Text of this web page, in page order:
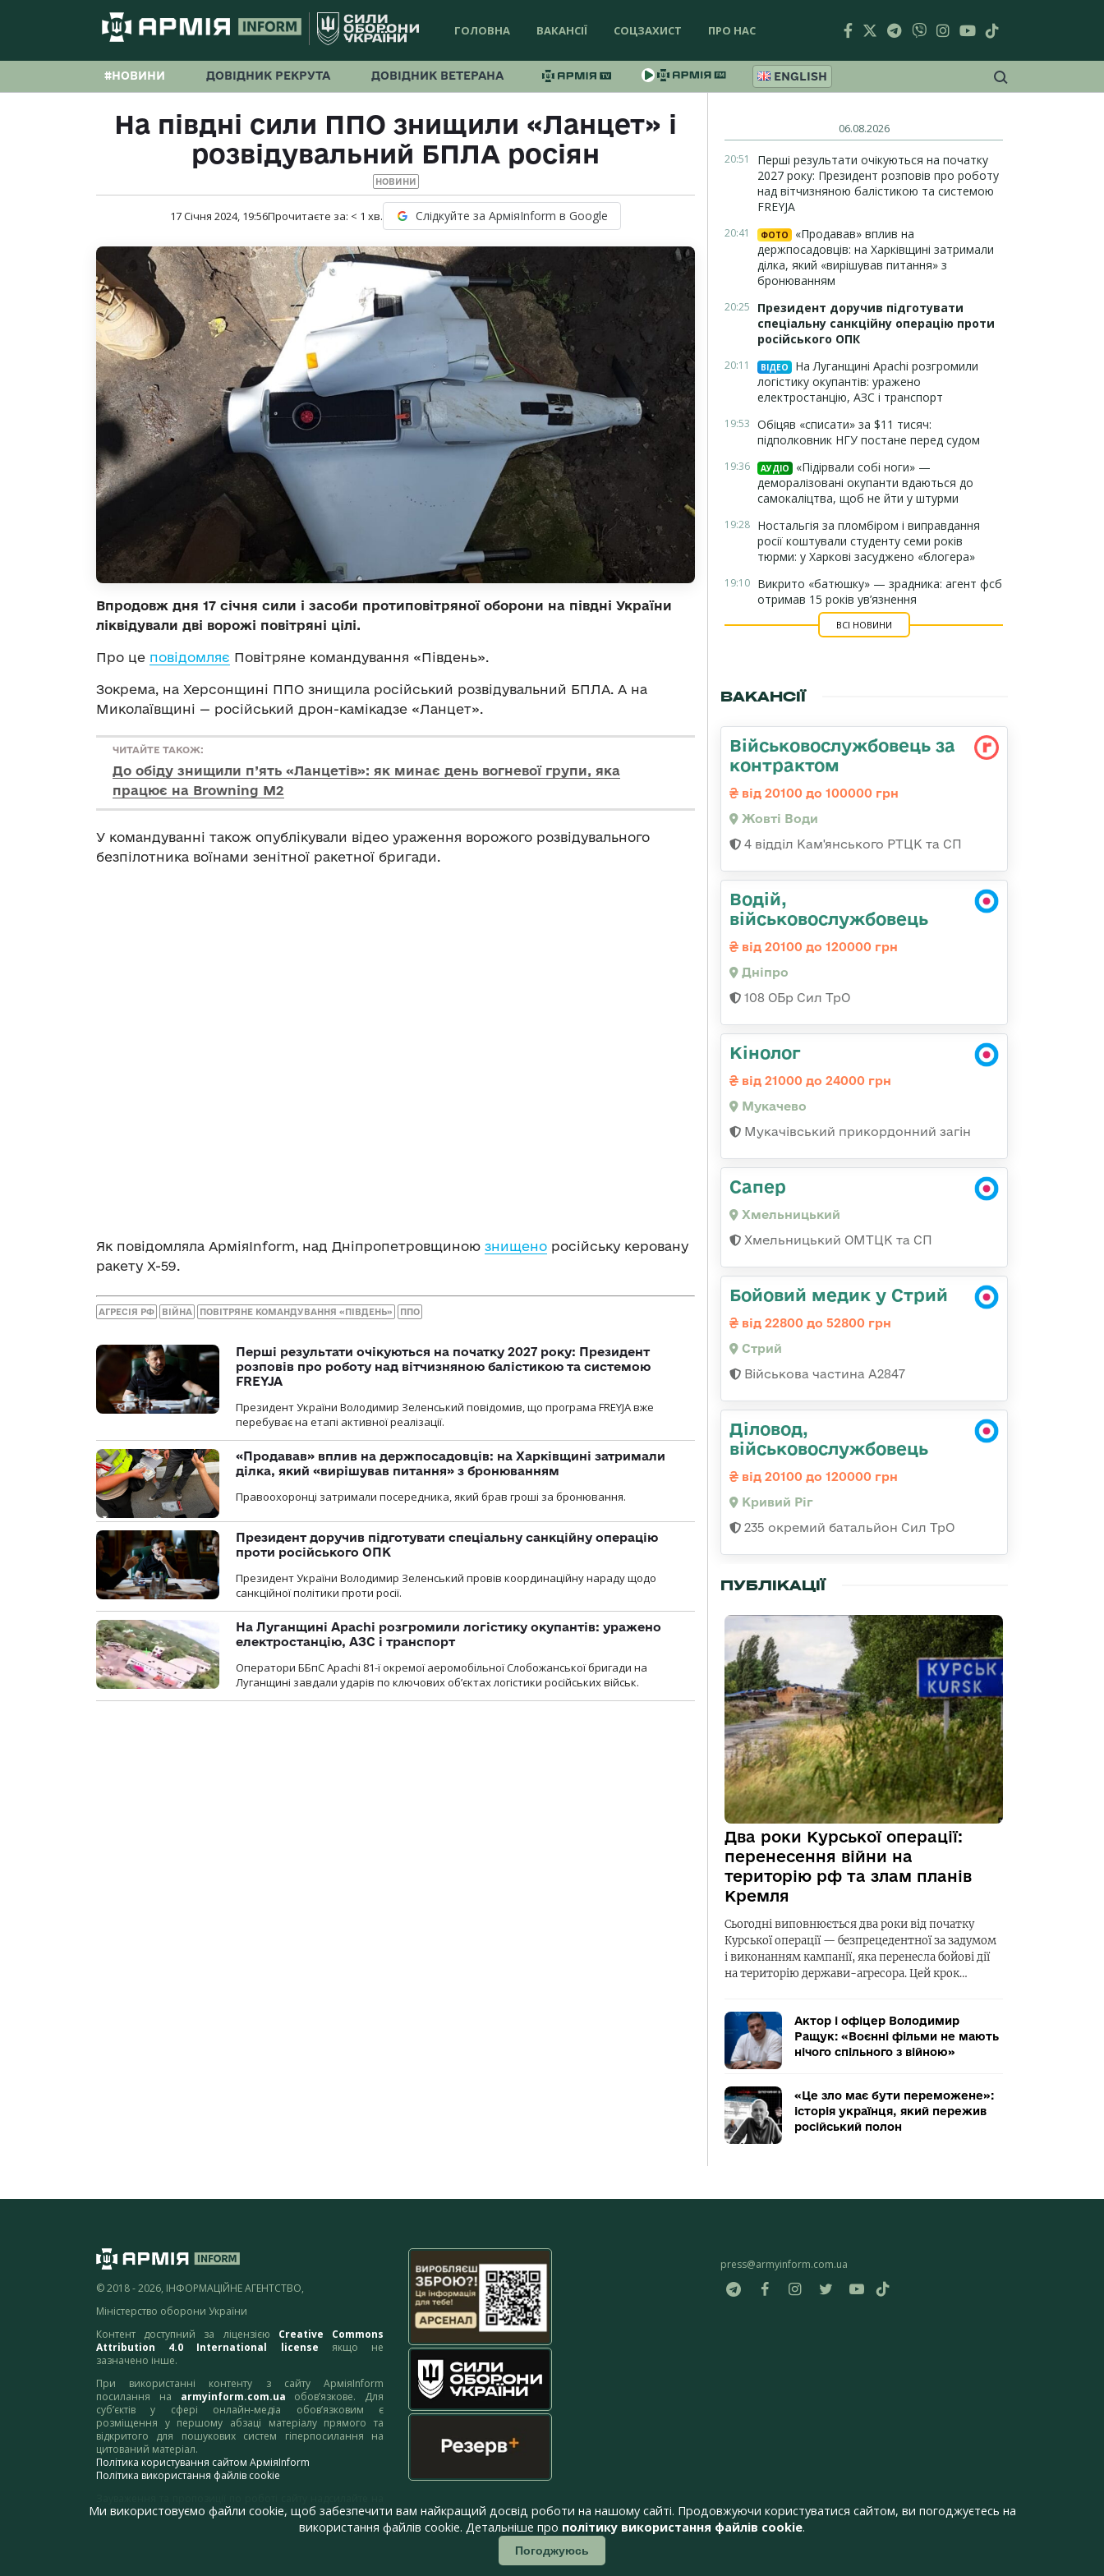
ГОЛОВНА ВАКАНСІЇ СОЦЗАХИСТ ПРО НАС
#НОВИНИ ДОВІДНИК РЕКРУТА ДОВІДНИК ВЕТЕРАНА ENGLISH
На півдні сили ППО знищили «Ланцет» і
розвідувальний БПЛА росіян
НОВИНИ
17 Січня 2024, 19:56Прочитаєте за: < 1 хв. Слідкуйте за АрміяInform в Google
Впродовж дня 17 січня сили і засоби протиповітряної оборони на півдні України
ліквідували дві ворожі повітряні цілі.
Про це повідомляє Повітряне командування «Південь».
Зокрема, на Херсонщині ППО знищила російський розвідувальний БПЛА. А на
Миколаївщині — російський дрон-камікадзе «Ланцет».
ЧИТАЙТЕ ТАКОЖ:
До обіду знищили п’ять «Ланцетів»: як минає день вогневої групи, яка
працює на Browning M2
У командуванні також опублікували відео ураження ворожого розвідувального
безпілотника воїнами зенітної ракетної бригади.
Як повідомляла АрміяInform, над Дніпропетровщиною знищено російську керовану
ракету Х-59.
АГРЕСІЯ РФ ВІЙНА ПОВІТРЯНЕ КОМАНДУВАННЯ «ПІВДЕНЬ» ППО
Перші результати очікуються на початку 2027 року: Президент
розповів про роботу над вітчизняною балістикою та системою
FREYJA
Президент України Володимир Зеленський повідомив, що програма FREYJA вже
перебуває на етапі активної реалізації.
«Продавав» вплив на держпосадовців: на Харківщині затримали
ділка, який «вирішував питання» з бронюванням
Правоохоронці затримали посередника, який брав гроші за бронювання.
Президент доручив підготувати спеціальну санкційну операцію
проти російського ОПК
Президент України Володимир Зеленський провів координаційну нараду щодо
санкційної політики проти росії.
На Луганщині Apachi розгромили логістику окупантів: уражено
електростанцію, АЗС і транспорт
Оператори ББпС Apachi 81-ї окремої аеромобільної Слобожанської бригади на
Луганщині завдали ударів по ключових об’єктах логістики російських військ.
06.08.2026
20:51
Перші результати очікуються на початку
2027 року: Президент розповів про роботу
над вітчизняною балістикою та системою
FREYJA
20:41 ФОТО
«Продавав» вплив на
держпосадовців: на Харківщині затримали
ділка, який «вирішував питання» з
бронюванням
20:25
Президент доручив підготувати
спеціальну санкційну операцію проти
російського ОПК
20:11 ВІДЕО
На Луганщині Apachi розгромили
логістику окупантів: уражено
електростанцію, АЗС і транспорт
19:53 Обіцяв «списати» за $11 тисяч:
підполковник НГУ постане перед судом
19:36 АУДІО
«Підірвали собі ноги» —
деморалізовані окупанти вдаються до
самокаліцтва, щоб не йти у штурми
19:28 Ностальгія за пломбіром і виправдання
росії коштували студенту семи років
тюрми: у Харкові засуджено «блогера»
19:10 Викрито «батюшку» — зрадника: агент фсб
отримав 15 років ув’язнення
ВСІ НОВИНИ
ВАКАНСІЇ
Військовослужбовець за
контрактом
від 20100 до 100000 грн
Жовті Води
4 відділ Кам'янського РТЦК та СП
Водій,
військовослужбовець
від 20100 до 120000 грн
Дніпро
108 ОБр Сил ТрО
Кінолог
від 21000 до 24000 грн
Мукачево
Мукачівський прикордонний загін
Сапер
Хмельницький
Хмельницький ОМТЦК та СП
Бойовий медик у Стрий
від 22800 до 52800 грн
Стрий
Військова частина А2847
Діловод,
військовослужбовець
від 20100 до 120000 грн
Кривий Ріг
235 окремий батальйон Сил ТрО
ПУБЛІКАЦІЇ
Два роки Курської операції:
перенесення війни на
територію рф та злам планів
Кремля
Сьогодні виповнюється два роки від початку
Курської операції — безпрецедентної за задумом
і виконанням кампанії, яка перенесла бойові дії
на територію держави-агресора. Цей крок…
Актор і офіцер Володимир
Ращук: «Воєнні фільми не мають
нічого спільного з війною»
«Це зло має бути переможене»:
історія українця, який пережив
російський полон
© 2018 - 2026, ІНФОРМАЦІЙНЕ АГЕНТСТВО,
Міністерство оборони України
Контент доступний за ліцензією Creative Commons
Attribution 4.0 International license якщо не
зазначено інше.
При використанні контенту з сайту АрміяInform
посилання на armyinform.com.ua обов’язкове. Для
суб’єктів у сфері онлайн-медіа обов’язковим є
розміщення у першому абзаці матеріалу прямого та
відкритого для пошукових систем гіперпосилання на
цитований матеріал.
Політика користування сайтом АрміяInform
Політика використання файлів cookie
адресу:webmaster@armyinform.com.ua
press@armyinform.com.ua
Ми використовуємо файли cookie, щоб забезпечити вам найкращий досвід роботи на нашому сайті. Продовжуючи користуватися сайтом, ви погоджуєтесь на
використання файлів cookie. Детальніше про політику використання файлів cookie.
Погоджуюсь